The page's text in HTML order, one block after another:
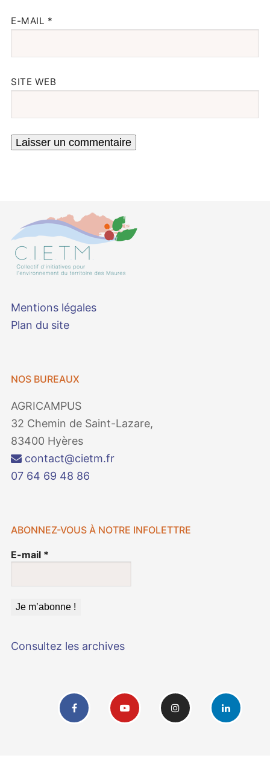
E-MAIL *
SITE WEB
Mentions légales
Plan du site
NOS BUREAUX
AGRICAMPUS
32 Chemin de Saint-Lazare,
83400 Hyères
contact@cietm.fr
07 64 69 48 86
ABONNEZ-VOUS À NOTRE INFOLETTRE
E-mail *
Consultez les archives